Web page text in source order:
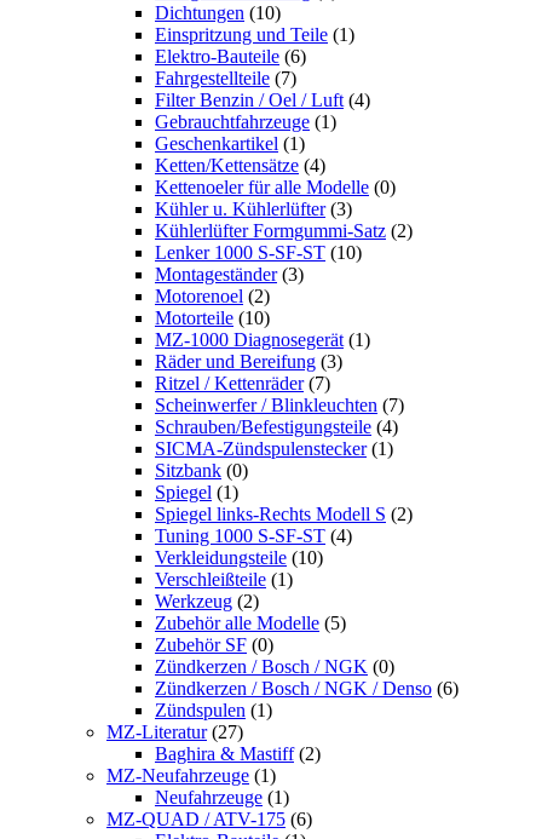
Dichtungen (10)
Einspritzung und Teile (1)
Elektro-Bauteile (6)
Fahrgestellteile (7)
Filter Benzin / Oel / Luft (4)
Gebrauchtfahrzeuge (1)
Geschenkartikel (1)
Ketten/Kettensätze (4)
Kettenoeler für alle Modelle (0)
Kühler u. Kühlerlüfter (3)
Kühlerlüfter Formgummi-Satz (2)
Lenker 1000 S-SF-ST (10)
Montageständer (3)
Motorenoel (2)
Motorteile (10)
MZ-1000 Diagnosegerät (1)
Räder und Bereifung (3)
Ritzel / Kettenräder (7)
Scheinwerfer / Blinkleuchten (7)
Schrauben/Befestigungsteile (4)
SICMA-Zündspulenstecker (1)
Sitzbank (0)
Spiegel (1)
Spiegel links-Rechts Modell S (2)
Tuning 1000 S-SF-ST (4)
Verkleidungsteile (10)
Verschleißteile (1)
Werkzeug (2)
Zubehör alle Modelle (5)
Zubehör SF (0)
Zündkerzen / Bosch / NGK (0)
Zündkerzen / Bosch / NGK / Denso (6)
Zündspulen (1)
MZ-Literatur (27)
Baghira & Mastiff (2)
MZ-Neufahrzeuge (1)
Neufahrzeuge (1)
MZ-QUAD / ATV-175 (6)